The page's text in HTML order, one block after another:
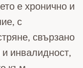
е хронично и
с
свързано
инвалидност,